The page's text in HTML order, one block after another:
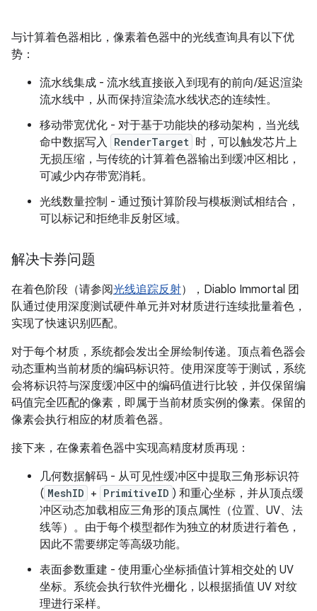
与计算着色器相比，像素着色器中的光线查询具有以下优
势：
流水线集成 - 流水线直接嵌入到现有的前向/延迟渲染
流水线中，从而保持渲染流水线状态的连续性。
移动带宽优化 - 对于基于功能块的移动架构，当光线
命中数据写入 RenderTarget 时，可以触发芯片上
无损压缩，与传统的计算着色器输出到缓冲区相比，
可减少内存带宽消耗。
光线数量控制 - 通过预计算阶段与模板测试相结合，
可以标记和拒绝非反射区域。
解决卡券问题
在着色阶段（请参阅光线追踪反射），Diablo Immortal 团
队通过使用深度测试硬件单元并对材质进行连续批量着色，
实现了快速识别匹配。
对于每个材质，系统都会发出全屏绘制传递。顶点着色器会
动态重构当前材质的编码标识符。使用深度等于测试，系统
会将标识符与深度缓冲区中的编码值进行比较，并仅保留编
码值完全匹配的像素，即属于当前材质实例的像素。保留的
像素会执行相应的材质着色器。
接下来，在像素着色器中实现高精度材质再现：
几何数据解码 - 从可见性缓冲区中提取三角形标识符
( MeshID + PrimitiveID ) 和重心坐标，并从顶点缓
冲区动态加载相应三角形的顶点属性（位置、UV、法
线等）。由于每个模型都作为独立的材质进行着色，
因此不需要绑定等高级功能。
表面参数重建 - 使用重心坐标插值计算相交处的 UV
坐标。系统会执行软件光栅化，以根据插值 UV 对纹
理进行采样。